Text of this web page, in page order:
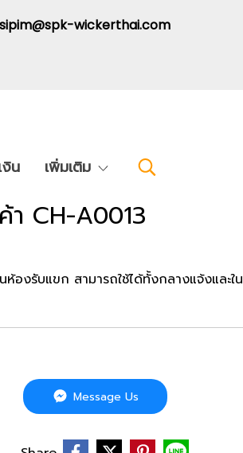
wickerthai.com
งิน เพิ่มเติม
า CH-A0013
ห้องรับแขก สามารถใช้ได้ทั้งกลางแจ้งและใน
Message Us